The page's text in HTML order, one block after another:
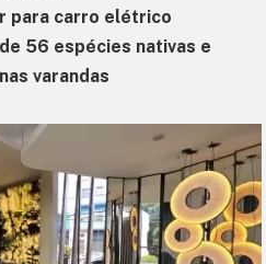
para carro elétrico
56 espécies nativas e
varandas